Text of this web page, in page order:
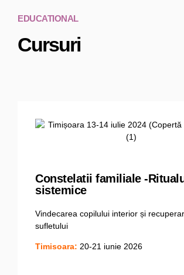
EDUCATIONAL
Cursuri
Constelatii familiale -
sistemice
Vindecarea copilului interior și
sufletului
Timisoara: 20-21 iunie 2026